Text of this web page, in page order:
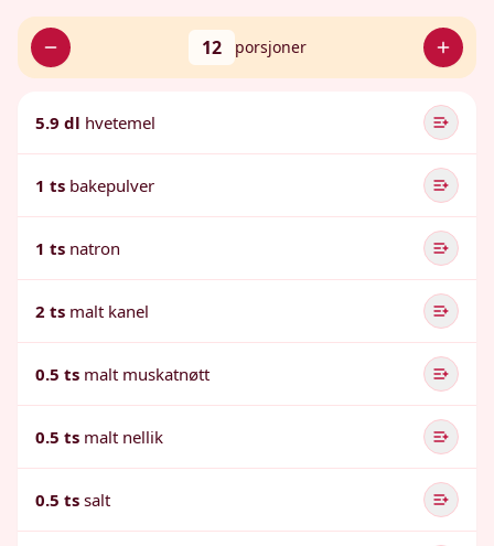
12 porsjoner
5.9 dl hvetemel
1 ts bakepulver
1 ts natron
2 ts malt kanel
0.5 ts malt muskatnøtt
0.5 ts malt nellik
0.5 ts salt